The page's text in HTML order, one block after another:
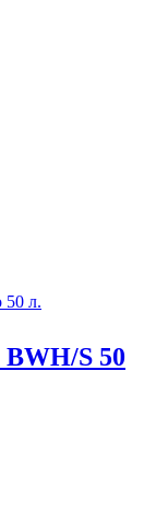
50 л.
BWH/S 50